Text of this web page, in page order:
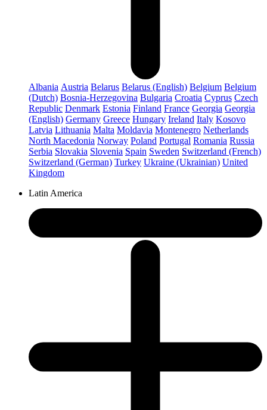
Albania Austria Belarus Belarus (English) Belgium Belgium
(Dutch) Bosnia-Herzegovina Bulgaria Croatia Cyprus Czech
Republic Denmark Estonia Finland France Georgia Georgia
(English) Germany Greece Hungary Ireland Italy Kosovo
Latvia Lithuania Malta Moldavia Montenegro Netherlands
North Macedonia Norway Poland Portugal Romania Russia
Serbia Slovakia Slovenia Spain Sweden Switzerland (French)
Switzerland (German) Turkey Ukraine (Ukrainian) United
Kingdom
Latin America